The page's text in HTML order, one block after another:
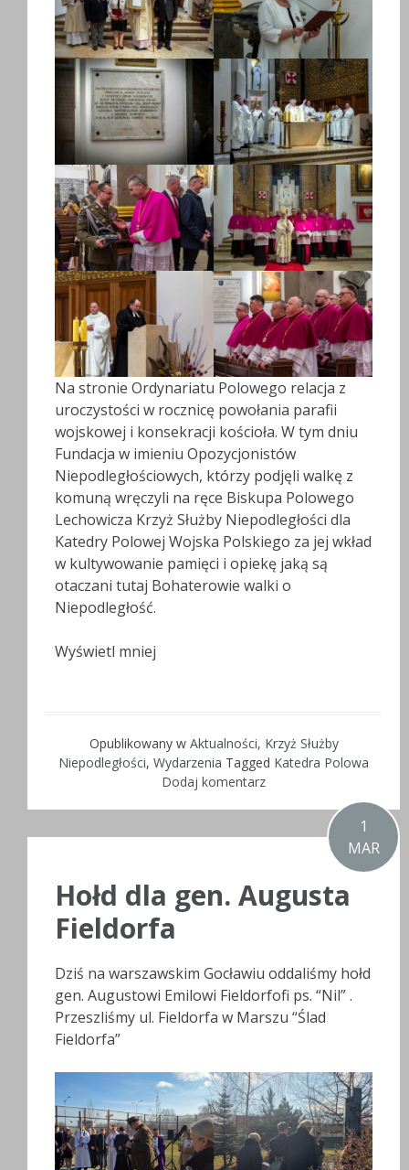
Na stronie Ordynariatu Polowego relacja z
uroczystości w rocznicę powołania parafii
wojskowej i konsekracji kościoła. W tym dniu
Fundacja w imieniu Opozycjonistów
Niepodległościowych, którzy podjęli walkę z
komuną wręczyli na ręce Biskupa Polowego
Lechowicza Krzyż Służby Niepodległości dla
Katedry Polowej Wojska Polskiego za jej wkład
w kultywowanie pamięci i opiekę jaką są
otaczani tutaj Bohaterowie walki o
Niepodległość.
Wyświetl mniej
Opublikowany w Aktualności, Krzyż Służby
Niepodległości, Wydarzenia Tagged Katedra Polowa
Dodaj komentarz
1
MAR
Hołd dla gen. Augusta
Fieldorfa
Dziś na warszawskim Gocławiu oddaliśmy hołd
gen. Augustowi Emilowi Fieldorfofi ps. “Nil” .
Przeszliśmy ul. Fieldorfa w Marszu “Ślad
Fieldorfa”